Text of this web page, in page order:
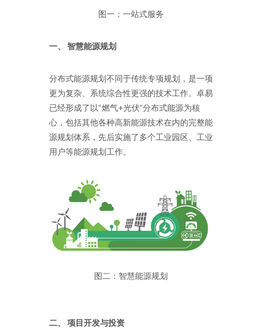
图一：一站式服务
一、 智慧能源规划
分布式能源规划不同于传统专项规划，是一项
更为复杂、系统综合性更强的技术工作。卓易
已经形成了以“燃气+光伏”分布式能源为核
心，包括其他各种高新能源技术在内的完整能
源规划体系，先后实施了多个工业园区、工业
用户等能源规划工作。
图二：智慧能源规划
二、 项目开发与投资